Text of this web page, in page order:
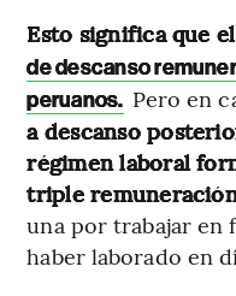
Esto significa que
de descanso
peruanos. Pero en
a descanso
régimen laboral
triple
una por trabajar en
haber laborado en